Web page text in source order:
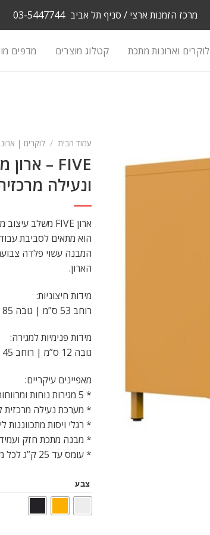
מרכז הזמנות ארצי / סניף תל אביב 03-5447744
לוקרים וארונות מתכת קטלוג מוצרים מדפים
עמוד הבית / לוקרים |
ונעילה
ארון FIVE משלב עיצוב מודרני ומינימליסטי עם פרקטיות יומיומית.
הוא מתאים לסביבת
המבנה עשוי פלדה
הארון.
מידות חיצוניות:
רוחב 53 ס”מ | גובה 85 ס”מ | עומק 47 ס”מ
מידות פנימיות למגירה:
גובה 12 ס”מ | רוחב 45 ס”מ | עומק 40 ס”מ
מאפיינים עיקריים:
* 5 מגירות נוחות ומרווחות לאחסון מסמכים, ציוד משרדי או אביזרים
* מערכת נעילה מרכזית
* רגלי ויסות מתכווננות
* מבנה מתכת חזק
* עומס עד 25 ק”ג לכל מגירה
צבע